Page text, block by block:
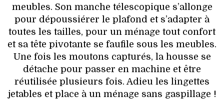
meubles. Son manche télescopique s’allonge
pour dépoussiérer le plafond et s’adapter à
toutes les tailles, pour un ménage tout confort
et sa tête pivotante se faufile sous les meubles.
Une fois les moutons capturés, la housse se
détache pour passer en machine et être
réutilisée plusieurs fois. Adieu les lingettes
jetables et place à un ménage sans gaspillage !